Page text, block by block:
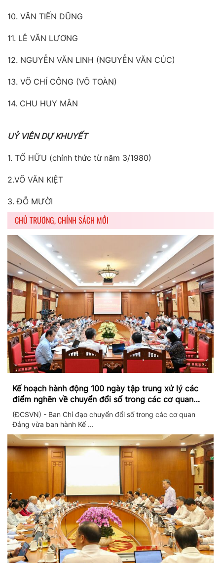
10. VĂN TIẾN DŨNG
11. LÊ VĂN LƯƠNG
12. NGUYỄN VĂN LINH (NGUYỄN VĂN CÚC)
13. VÕ CHÍ CÔNG (VÕ TOÀN)
14. CHU HUY MÂN
UỶ VIÊN DỰ KHUYẾT
1. TỐ HỮU (chính thức từ năm 3/1980)
2.VÕ VĂN KIỆT
3. ĐỖ MƯỜI
CHỦ TRƯƠNG, CHÍNH SÁCH MỚI
Kế hoạch hành động 100 ngày tập trung xử lý các
điểm nghẽn về chuyển đổi số trong các cơ quan
Đảng
(ĐCSVN) - Ban Chỉ đạo chuyển đổi số trong các cơ quan
Đảng vừa ban hành Kế ...